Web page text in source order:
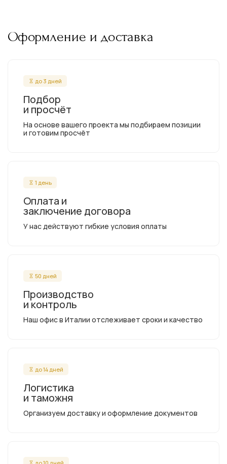
Оформление и доставка
до 3 дней
Подбор
и просчёт
На основе вашего проекта мы подбираем позиции
и готовим просчёт
1 день
Оплата и
заключение договора
У нас действуют гибкие условия оплаты
50 дней
Производство
и контроль
Наш офис в Италии отслеживает сроки и качество
до 14 дней
Логистика
и таможня
Организуем доставку и оформление документов